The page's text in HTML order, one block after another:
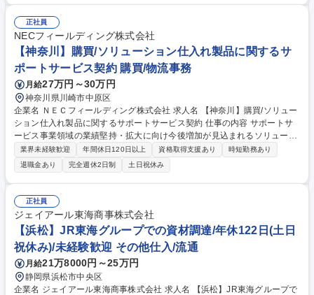
った間接購買も含む）■サプライヤのセキュリティクリアランス承認手続
き、輸出管理■各国防衛省（MOD）、当社・BAE・Leonardo調達との各
種調整 募集職種 ■【愛知/第二新卒歓迎】英国Edgewing社における次期戦
闘機の購買業務
正社員
NECフィールディング株式会社
【神奈川】購買/ソリューション仕入れ製品に関するサ
ポートサービス契約 購買/物流事務
月給27万円～30万円
神奈川県川崎市中原区
企業名 ＮＥＣフィールディング株式会社 求人名 【神奈川】購買/ソリュー
ション仕入れ製品に関するサポートサービス契約 仕事の内容 サポートサ
ービス事業領域の業績堅持・拡大に向け今後増加が見込まれるソリューシ
ョン仕入製品を含む案件にて、シングルウィンドウ(窓口一元化)対応を推
進するチームの中核として、購買・契約実務をリードします ■複数の製造
ベンダ窓口対応(見積依頼/条件・納期調整/障害時エスカレーション対応)■
製造ベンダとの契約条件交渉(価格/更新条件/サポート範囲等)及び見積取得
■ソリューション仕入製品に関する保守契約条件の整理/社内調整/見積書・
契約関連書類作成■契約受注処理/システム内での契約伝票起票・管理(更新
管理含む)製造ベンダへの発注/検収処理及び関連する社内外調整■関係者と
の定例会への参画 募集職種 【神奈川】購買/ソリューション仕入れ製品に
関するサポートサービス契約
業界未経験歓迎 年間休日120日以上 資格取得支援あり
時短勤務あり
退職金あり
完全週休2日制 土日祝休み
正社員
ジェイアール東海商事株式会社
【浜松】JR東海グループでの資材調達/年休122日(土日
祝休み)/未経験歓迎 その他仕入/流通
月給21万8000円～25万円
静岡県浜松市中央区
企業名 ジェイアール東海商事株式会社 求人名 【浜松】JR東海グループで